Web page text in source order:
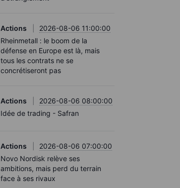
Actions
2026-08-06 11:00:00
Rheinmetall : le boom de la
défense en Europe est là, mais
tous les contrats ne se
concrétiseront pas
Actions
2026-08-06 08:00:00
Idée de trading - Safran
Actions
2026-08-06 07:00:00
Novo Nordisk relève ses
ambitions, mais perd du terrain
face à ses rivaux